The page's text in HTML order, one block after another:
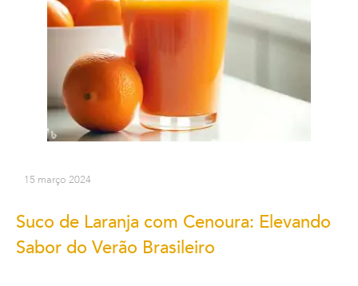
15 março 2024
Suco de Laranja com Cenoura: Elevando
Sabor do Verão Brasileiro